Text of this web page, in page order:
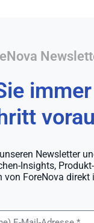
Newsletter
Insights,
von ForeNova direkt